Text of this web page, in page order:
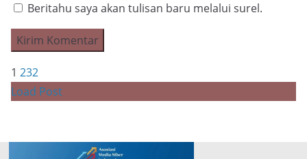
Beritahu saya akan tulisan baru melalui surel.
1 232
Load Post